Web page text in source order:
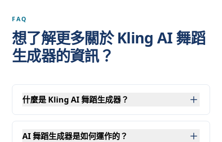
FAQ
想了解更多關於 Kling AI 舞蹈
生成器的資訊？
什麼是 Kling AI 舞蹈生成器？
Kling AI 舞蹈生成器是Kling 2.6 動作控制的創意應用，
AI 舞蹈生成器是如何運作的？